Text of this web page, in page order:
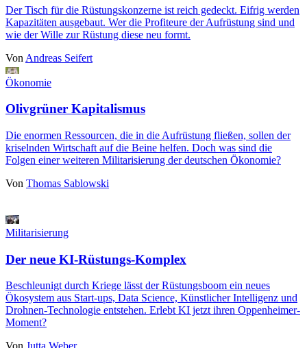
Der Tisch für die Rüstungskonzerne ist reich gedeckt. Eifrig werden
Kapazitäten ausgebaut. Wer die Profiteure der Aufrüstung sind und
wie der Wille zur Rüstung diese neu formt.
Von Andreas Seifert
Ökonomie
Olivgrüner Kapitalismus
Die enormen Ressourcen, die in die Aufrüstung fließen, sollen der
kriselnden Wirtschaft auf die Beine helfen. Doch was sind die
Folgen einer weiteren Militarisierung der deutschen Ökonomie?
Von Thomas Sablowski
Militarisierung
Der neue KI-Rüstungs-Komplex
Beschleunigt durch Kriege lässt der Rüstungsboom ein neues
Ökosystem aus Start-ups, Data Science, Künstlicher Intelligenz und
Drohnen-Technologie entstehen. Erlebt KI jetzt ihren Oppenheimer-
Moment?